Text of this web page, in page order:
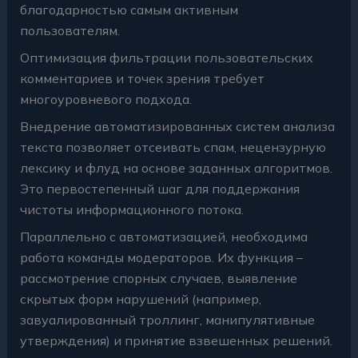
благодарностью самым активным
пользователям.
Оптимизация фильтрации пользовательских
комментариев и точек зрения требует
многоуровневого подхода.
Внедрение автоматизированных систем анализа
текста позволяет отсеивать спам, нецензурную
лексику и флуд на основе заданных алгоритмов.
Это первостепенный шаг для поддержания
чистоты информационного потока.
Параллельно с автоматизацией, необходима
работа команды модераторов. Их функция –
рассмотрение спорных случаев, выявление
скрытых форм нарушений (например,
завуалированный троллинг, манипулятивные
утверждения) и принятие взвешенных решений.